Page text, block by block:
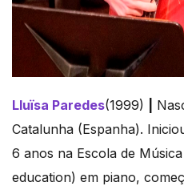
Lluïsa Paredes(1999)
Catalunha (Espanha).
6 anos na Escola de
education) em piano,